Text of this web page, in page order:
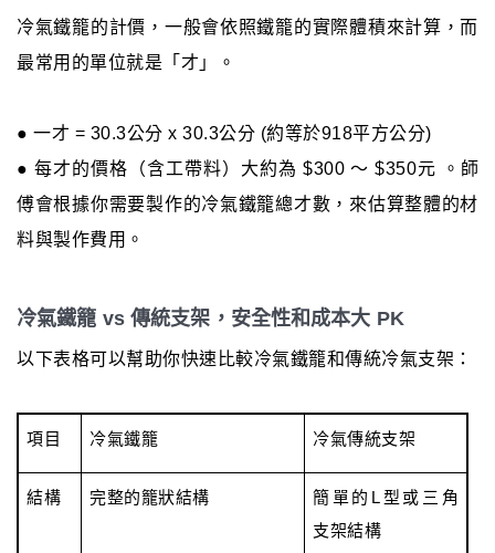
冷氣鐵籠的計價，一般會依照鐵籠的實際體積來計算，而
最常用的單位就是「才」。
● 一才 = 30.3公分 x 30.3公分 (約等於918平方公分)
● 每才的價格（含工帶料）大約為 $300 ～ $350元 。師
傅會根據你需要製作的冷氣鐵籠總才數，來估算整體的材
料與製作費用。
冷氣鐵籠 vs 傳統支架，安全性和成本大 PK
以下表格可以幫助你快速比較冷氣鐵籠和傳統冷氣支架：
項目 冷氣鐵籠 冷氣傳統支架
結構 完整的籠狀結構
簡單的L型或三角
支架結構